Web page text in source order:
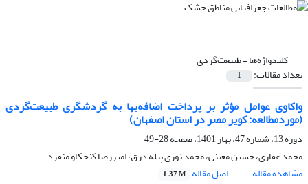
کلیدواژه‌ها =طبیعت‌گردی
تعداد مقالات: 1
واکاوی عوامل مؤثر بر پرداخت اضافه‌بها به گردشگری طبیعت‌گردی
(موردمطالعه: کویر مصر در استان اصفهان)
دوره 13، شماره 47، بهار 1401، صفحه
28-49
محمد غفاری، حسین معینی، محمد نوری پیله درق، امیررضا کنجکاو منفرد
مشاهده مقاله
اصل مقاله 1.37 M